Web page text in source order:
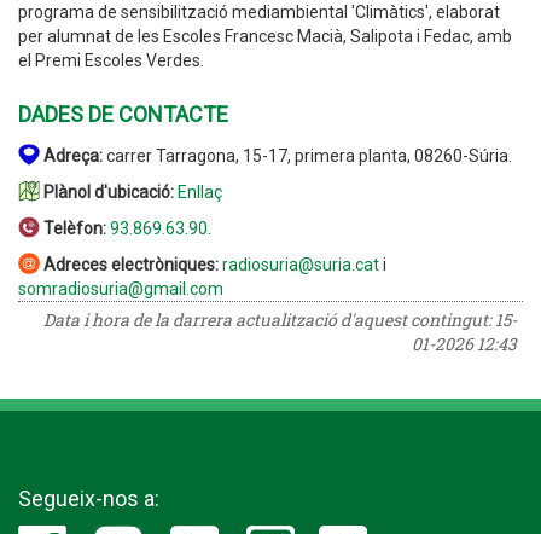
programa de sensibilització mediambiental 'Climàtics', elaborat
per alumnat de les Escoles Francesc Macià, Salipota i Fedac, amb
el Premi Escoles Verdes.
DADES DE CONTACTE
Adreça:carrer Tarragona, 15-17, primera planta, 08260-Súria.
Plànol d'ubicació: Enllaç
Telèfon:93.869.63.90
Adreces electròniques:radiosuria@suria.cati
somradiosuria@gmail.com
Data i hora de la darrera actualització d'aquest contingut:15-
01-2026 12:43
Segueix-nos a: